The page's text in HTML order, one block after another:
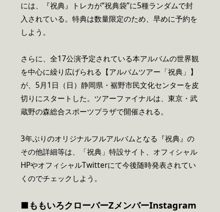
には、『祝典』トレカが“祝典袋”に5種ランダムで封
入されている。特典は数量限定のため、早めに予約を
しよう。
さらに、全17公演予定されている本アルバムの世界観
を中心に繰り広げられる【アルバムツアー「祝典」】
が、5月1日（日）静岡県・裾野市民文化センターを皮
切りにスタートした。ツアーファイナルは、東京・武
蔵野の森総合スポーツプラザで開催される。
3年ぶりのオリジナルフルアルバムとなる『祝典』の
その他詳細等は、「祝典」特設サイト、オフィシャル
HPやオフィシャルTwitterにて今後随時発表されてい
くのでチェックしよう。
■ももいろクローバーZメンバーInstagram